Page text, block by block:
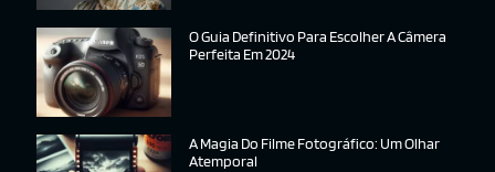
O Guia Definitivo Para Escolher A Câmera
Perfeita Em 2024
A Magia Do Filme Fotográfico: Um Olhar
Atemporal